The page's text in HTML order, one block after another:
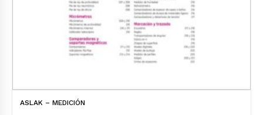
ASLAK – MEDICIÓN